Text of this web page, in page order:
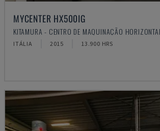
MYCENTER HX500IG
KITAMURA - CENTRO DE MAQUINAÇÃO HORIZONTAL
ITÁLIA 2015 13.900 HRS